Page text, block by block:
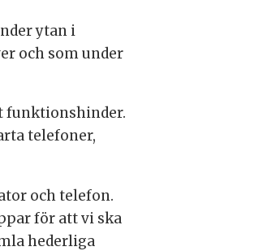
ytan i
och som under
funktionshinder.
telefoner,
och telefon.
för att vi ska
hederliga